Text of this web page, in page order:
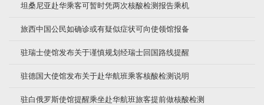
坦桑尼亚赴华乘客可暂时凭两次核酸检测报告乘机
旅西中国公民如确诊或有疑似症状可向使领馆报备
驻瑞士使馆发布关于谨慎规划经瑞士回国路线提醒
驻德国大使馆发布关于赴华航班乘客核酸检测说明
驻白俄罗斯使馆提醒乘坐赴华航班旅客提前做核酸检测